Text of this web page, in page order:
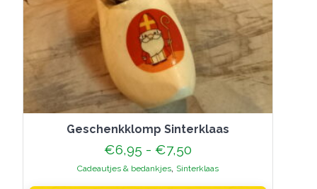
Geschenkklomp Sinterklaas
€6,95 - €7,50
€6,95
tot
Cadeautjes & bedankjes, Sinterklaas